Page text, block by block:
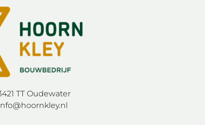
TT Oudewater